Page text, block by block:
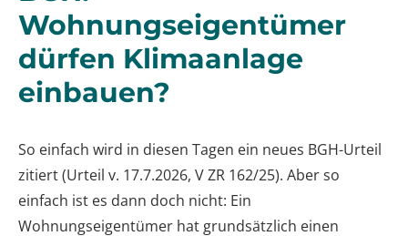
Wohnungseigentümer
dürfen Klimaanlage
einbauen?
So einfach wird in diesen Tagen ein neues BGH-Urteil
zitiert (Urteil v. 17.7.2026, V ZR 162/25). Aber so
einfach ist es dann doch nicht: Ein
Wohnungseigentümer hat grundsätzlich einen